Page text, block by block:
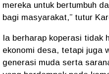
mereka untuk bertumbuh
bagi masyarakat,” tutur
Ia berharap koperasi tidak
ekonomi desa, tetapi juga
generasi muda serta